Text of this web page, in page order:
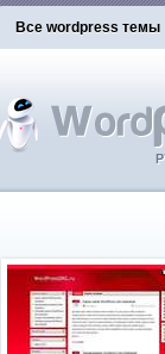
Все wordpress темы